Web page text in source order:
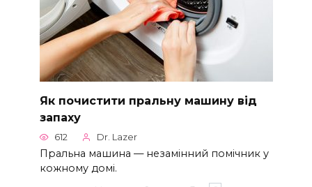
Як почистити пральну машину від
запаху
612 Dr. Lazer
Пральна машина — незамінний помічник у
кожному домі.